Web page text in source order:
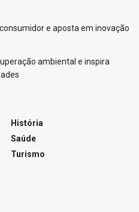
e aposta em inovação
ambiental e inspira
História
Saúde
Turismo